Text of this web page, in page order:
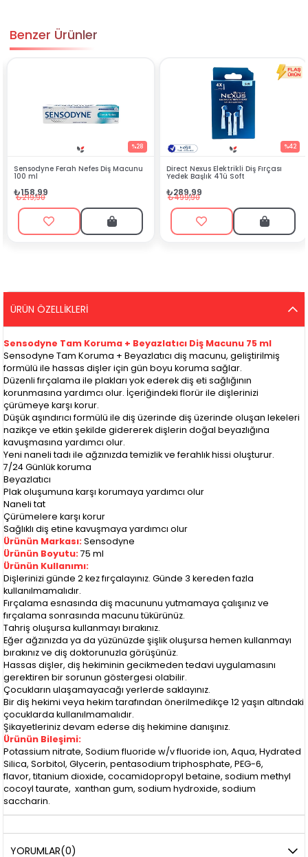
Benzer Ürünler
%42
Direct Nexus Elektrikli Diş Fırçası
Yedek Başlık 4'lü Soft
₺289,99
₺499,90
Direct NEXUS Ağız Bakım Seti
Set
₺1.699,90
₺1.800,00
ÜRÜN ÖZELLIKLERI
Sensodyne Tam Koruma + Beyazlatıcı Diş Macunu 75 ml
Sensodyne Tam Koruma + Beyazlatıcı diş macunu, geliştirilmiş
formülü ile hassas dişler için gün boyu koruma sağlar.
Düzenli fırçalama ile plakları yok ederek diş eti sağlığının
korunmasına yardımcı olur. İçeriğindeki florür ile dişlerinizi
çürümeye karşı korur.
Düşük aşındırıcı formülü ile diş üzerinde diş üzerinde oluşan lekeleri
nazikçe ve etkin şekilde gidererek dişlerin doğal beyazlığına
kavuşmasına yardımcı olur.
Yeni naneli tadı ile ağzınızda temizlik ve ferahlık hissi oluşturur.
7/24 Günlük koruma
Beyazlatıcı
Plak oluşumuna karşı korumaya yardımcı olur
Naneli tat
Çürümelere karşı korur
Sağlıklı diş etine kavuşmaya yardımcı olur
Ürünün Markası: Sensodyne
Ürünün Boyutu:75 ml
Ürünün Kullanımı:
Dişlerinizi günde 2 kez fırçalayınız. Günde 3 kereden fazla
kullanılmamalıdır.
Fırçalama esnasında diş macununu yutmamaya çalışınız ve
fırçalama sonrasında macunu tükürünüz.
Tahriş oluşursa kullanmayı bırakınız.
Eğer ağzınızda ya da yüzünüzde şişlik oluşursa hemen kullanmayı
bırakınız ve diş doktorunuzla görüşünüz.
Hassas dişler, diş hekiminin gecikmeden tedavi uygulamasını
gerektiren bir sorunun göstergesi olabilir.
Çocukların ulaşamayacağı yerlerde saklayınız.
Bir diş hekimi veya hekim tarafından önerilmedikçe 12 yaşın altındaki
çocuklarda kullanılmamalıdır.
Şikayetleriniz devam ederse diş hekimine danışınız.
Ürünün Bileşimi:
Potassium nitrate, Sodium fluoride w/v fluoride ion, Aqua, Hydrated
Silica, Sorbitol, Glycerin, pentasodium triphosphate, PEG-6,
flavor, titanium dioxide, cocamidopropyl betaine, sodium methyl
cocoyl taurate, xanthan gum, sodium hydroxide, sodium
saccharin.
YORUMLAR(0)